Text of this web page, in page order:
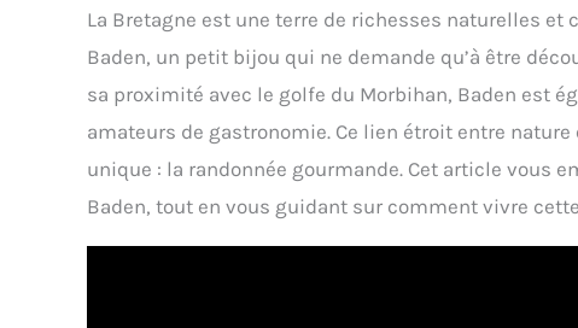
La Bretagne est une terre de richesses naturelles
Baden, un petit bijou qui ne demande qu’à être
sa proximité avec le golfe du Morbihan, Baden est
amateurs de gastronomie. Ce lien étroit entre
unique : la randonnée gourmande. Cet article vous
Baden, tout en vous guidant sur comment vivre